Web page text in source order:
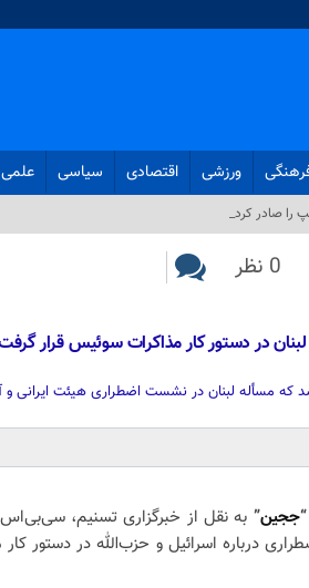
ورزشی اقتصادی سیاسی علمی
0 نظر
در دستور کار مذاکرات سوئیس قرار
مسأله لبنان در نشست اضطراری هیئت ایرانی
ججین” به نقل از خبرگزاری تسنیم،
درباره اسرائیل و حزب‌الله در دستور